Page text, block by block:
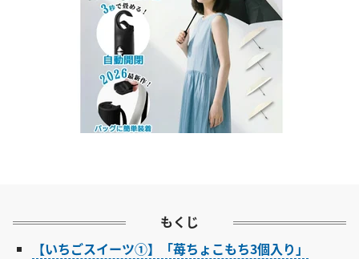
もくじ
【いちごスイーツ①】「苺ちょこもち3個入り」